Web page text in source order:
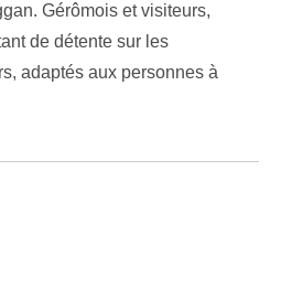
Gérômois et visiteurs,
de détente sur les
adaptés aux personnes à